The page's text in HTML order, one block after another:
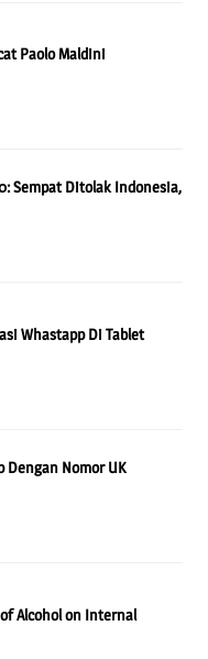
Paolo Maldini
Sempat Ditolak Indonesia,
Whastapp Di Tablet
Dengan Nomor UK
Alcohol on Internal